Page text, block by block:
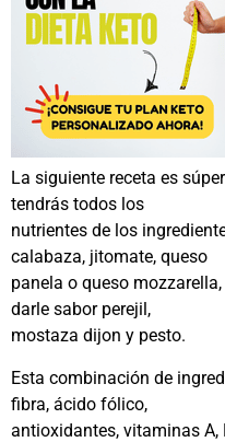
La siguiente receta es
tendrás todos los
nutrientes de los
calabaza, jitomate, queso
panela o queso
darle sabor perejil,
mostaza dijon y pesto.
Esta combinación de
fibra, ácido fólico,
antioxidantes, vitaminas A,